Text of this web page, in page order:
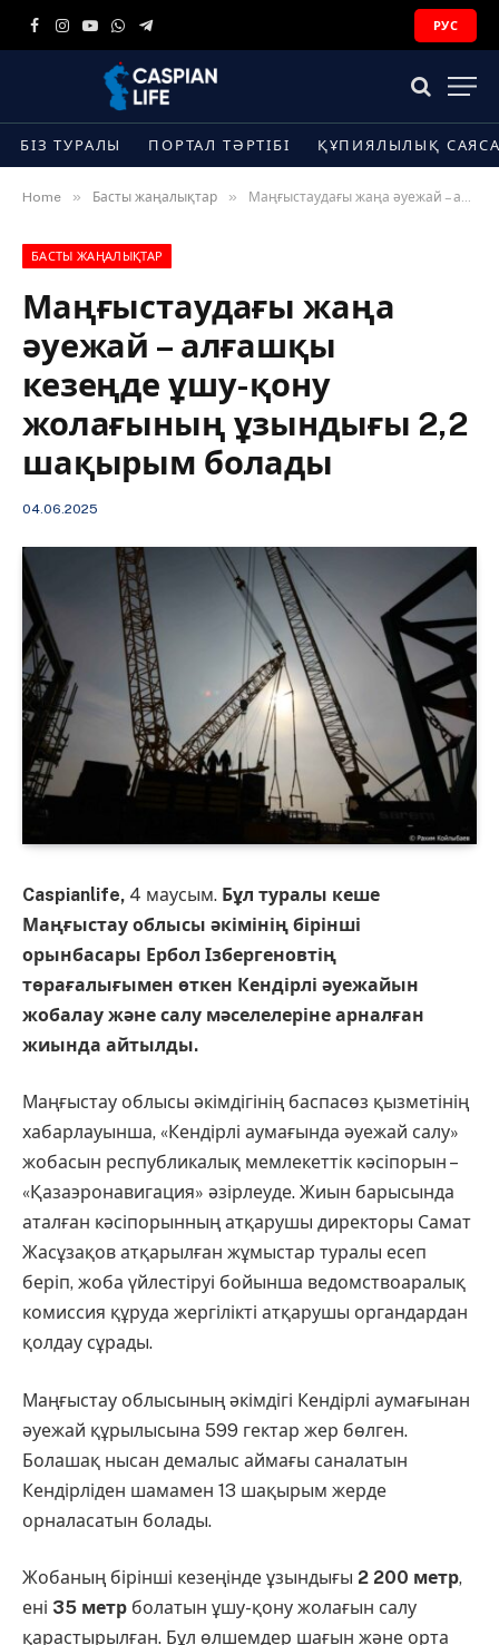
Facebook
Instagram
YouTube
WhatsApp
Telegram
РУС
БІЗ ТУРАЛЫ ПОРТАЛ ТӘРТІБІ ҚҰПИЯЛЫЛЫҚ
Home » Басты жаңалықтар » Маңғыстаудағы жаңа әуежай – алғашқы кезеңде ұшу-қону жолағының ұзындығы 2,2 шақырым болады
БАСТЫ ЖАҢАЛЫҚТАР
Маңғыстаудағы жаңа
әуежай – алғашқы
кезеңде ұшу-қону
жолағының ұзындығы 2,2
шақырым болады
04.06.2025
Caspianlife, 4 маусым. Бұл туралы кеше
Маңғыстау облысы әкімінің бірінші
орынбасары Ербол Ізбергеновтің
төрағалығымен өткен Кендірлі әуежайын
жобалау және салу мәселелеріне арналған
жиында айтылды.
Маңғыстау облысы әкімдігінің баспасөз қызметінің
хабарлауынша, «Кендірлі аумағында әуежай салу»
жобасын республикалық мемлекеттік кәсіпорын –
«Қазаэронавигация» әзірлеуде. Жиын барысында
аталған кәсіпорынның атқарушы директоры Самат
Жасұзақов атқарылған жұмыстар туралы есеп
беріп, жоба үйлестіруі бойынша ведомствоаралық
комиссия құруда жергілікті атқарушы органдардан
қолдау сұрады.
Маңғыстау облысының әкімдігі Кендірлі аумағынан
әуежай құрылысына 599 гектар жер бөлген.
Болашақ нысан демалыс аймағы саналатын
Кендірліден шамамен 13 шақырым жерде
орналасатын болады.
Жобаның бірінші кезеңінде ұзындығы 2 200 метр,
ені 35 метр болатын ұшу-қону жолағын салу
қарастырылған. Бұл өлшемдер шағын және орта